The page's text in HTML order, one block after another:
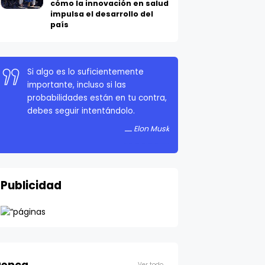
cómo la innovación en salud
impulsa el desarrollo del
país
Si algo es lo suficientemente
importante, incluso si las
probabilidades están en tu contra,
debes seguir intentándolo.
Elon Musk
Publicidad